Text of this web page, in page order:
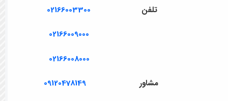
تلفن 02166003300
02166009000
02166008000
مشاور09120478149